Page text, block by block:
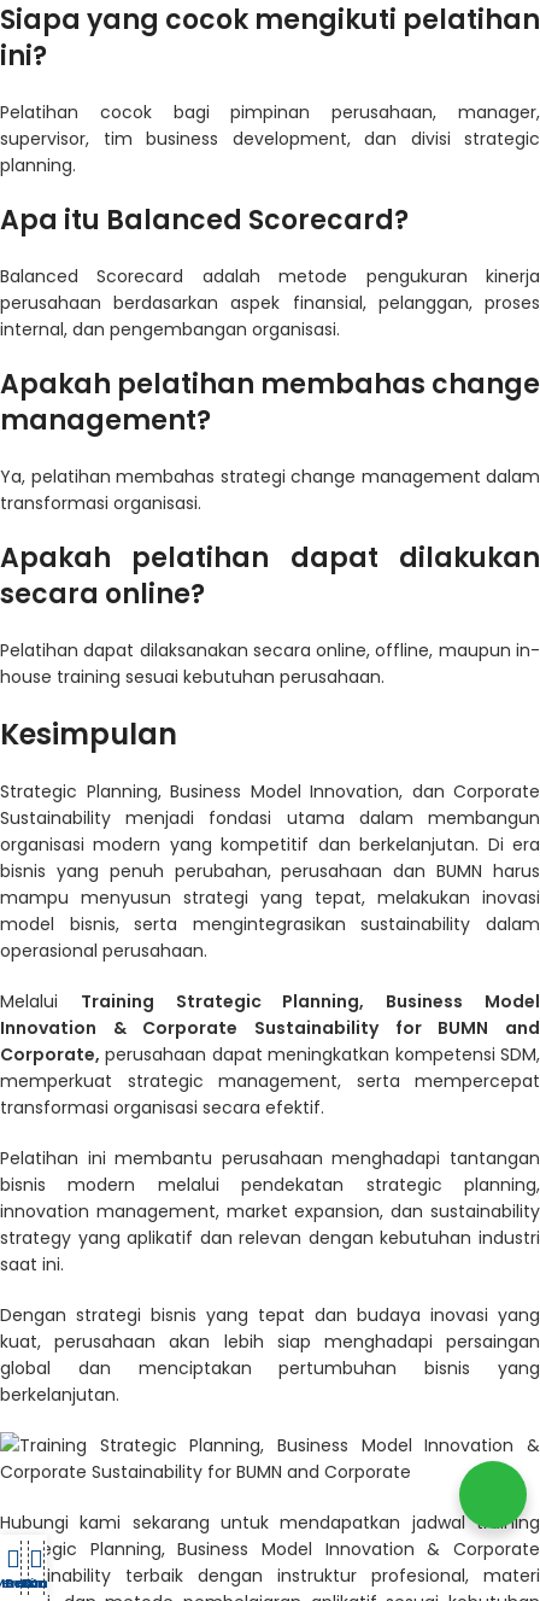
Siapa yang cocok mengikuti pelatihan
ini?
Pelatihan cocok bagi pimpinan perusahaan, manager,
supervisor, tim business development, dan divisi strategic
planning.
Apa itu Balanced Scorecard?
Balanced Scorecard adalah metode pengukuran kinerja
perusahaan berdasarkan aspek finansial, pelanggan, proses
internal, dan pengembangan organisasi.
Apakah pelatihan membahas change
management?
Ya, pelatihan membahas strategi change management dalam
transformasi organisasi.
Apakah pelatihan dapat dilakukan
secara online?
Pelatihan dapat dilaksanakan secara online, offline, maupun in-
house training sesuai kebutuhan perusahaan.
Kesimpulan
Strategic Planning, Business Model Innovation, dan Corporate
Sustainability menjadi fondasi utama dalam membangun
organisasi modern yang kompetitif dan berkelanjutan. Di era
bisnis yang penuh perubahan, perusahaan dan BUMN harus
mampu menyusun strategi yang tepat, melakukan inovasi
model bisnis, serta mengintegrasikan sustainability dalam
operasional perusahaan.
Melalui Training Strategic Planning, Business Model
Innovation & Corporate Sustainability for BUMN and
Corporate, perusahaan dapat meningkatkan kompetensi SDM,
memperkuat strategic management, serta mempercepat
transformasi organisasi secara efektif.
Pelatihan ini membantu perusahaan menghadapi tantangan
bisnis modern melalui pendekatan strategic planning,
innovation management, market expansion, dan sustainability
strategy yang aplikatif dan relevan dengan kebutuhan industri
saat ini.
Dengan strategi bisnis yang tepat dan budaya inovasi yang
kuat, perusahaan akan lebih siap menghadapi persaingan
global dan menciptakan pertumbuhan bisnis yang
berkelanjutan.
Hubungi kami sekarang untuk mendapatkan jadwal training
Strategic Planning, Business Model Innovation & Corporate
Sustainability terbaik dengan instruktur profesional, materi
Beranda
Bimtek
Kontak